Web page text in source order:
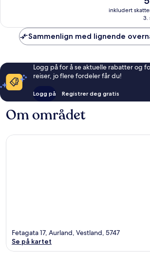
anmeldelser
er
5
inkludert
3.
Sammenlign med lignende
Logg på for å se aktuelle rabatter og
reiser, jo flere fordeler får du!
Logg på Registrer deg gratis
Om området
Fetagata 17, Aurland, Vestland, 5747
Se på kartet